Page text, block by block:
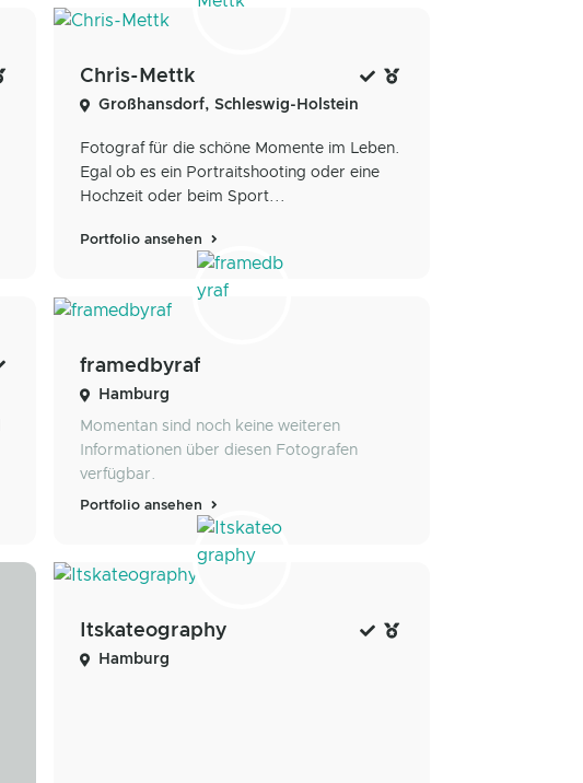
Chris-Mettk
Großhansdorf, Schleswig-Holstein
Fotograf für die schöne Momente im Leben.
Egal ob es ein Portraitshooting oder eine
Hochzeit oder beim Sport...
Portfolio ansehen
framedbyraf
Hamburg
Momentan sind noch keine weiteren
Informationen über diesen Fotografen
verfügbar.
Portfolio ansehen
Itskateography
Hamburg